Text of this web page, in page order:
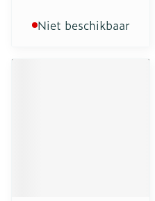
Niet beschikbaar